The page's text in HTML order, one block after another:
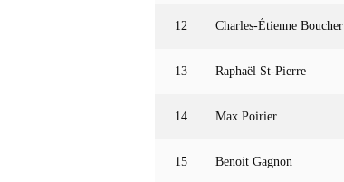
12 Charles-Étienne Boucher
13 Raphaël St-Pierre
14 Max Poirier
15 Benoit Gagnon